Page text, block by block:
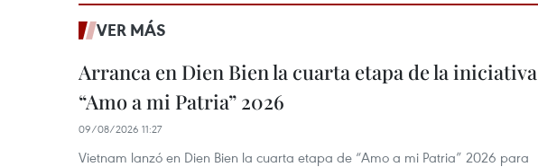
VER MÁS
Arranca en Dien Bien la cuarta etapa de la iniciativa
“Amo a mi Patria” 2026
09/08/2026 11:27
Vietnam lanzó en Dien Bien la cuarta etapa de “Amo a mi Patria” 2026 para